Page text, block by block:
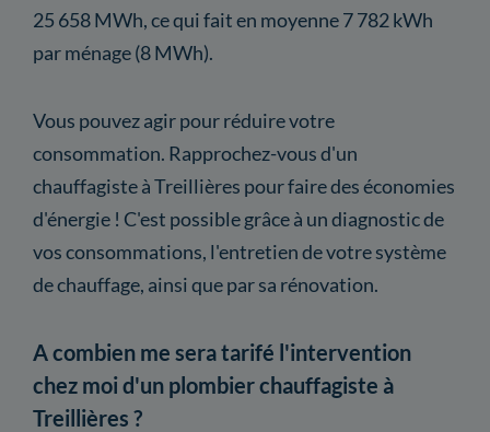
25 658 MWh, ce qui fait en moyenne 7 782 kWh
par ménage (8 MWh).
Vous pouvez agir pour réduire votre
consommation. Rapprochez-vous d'un
chauffagiste à Treillières pour faire des économies
d'énergie ! C'est possible grâce à un diagnostic de
vos consommations, l'entretien de votre système
de chauffage, ainsi que par sa rénovation.
A combien me sera tarifé l'intervention
chez moi d'un plombier chauffagiste à
Treillières ?